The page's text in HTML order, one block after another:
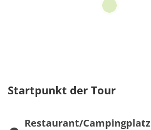
Startpunkt der Tour
Restaurant/Campingplatz